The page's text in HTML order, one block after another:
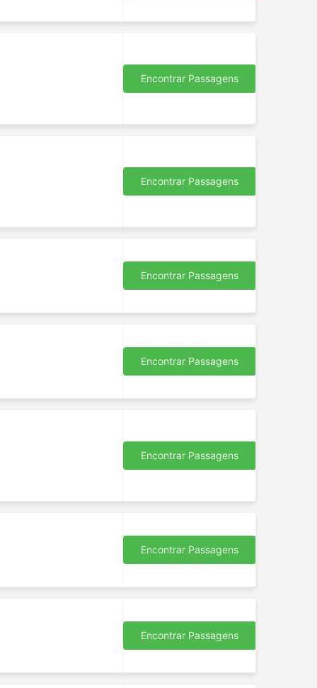
e
Encontrar Passagens
Encontrar Passagens
Encontrar Passagens
Encontrar Passagens
Encontrar Passagens
Encontrar Passagens
Encontrar Passagens